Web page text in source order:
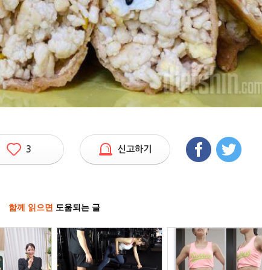
3 신고하기
함께 읽으면 도움되는 글